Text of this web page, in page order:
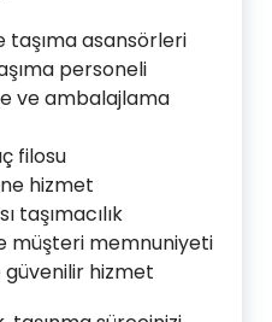
taşıma asansörleri
personeli
ve ambalajlama
filosu
hizmet
taşımacılık
müşteri memnuniyeti
güvenilir hizmet